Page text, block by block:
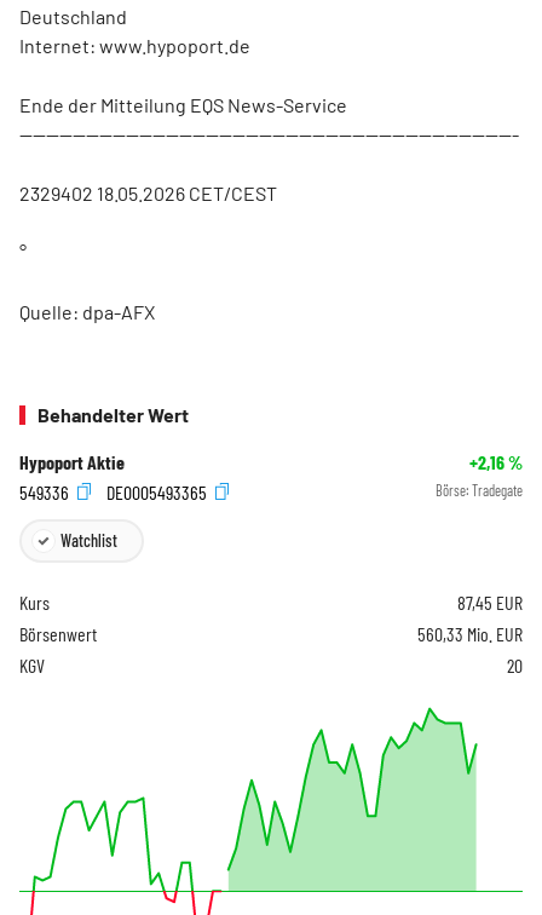
Deutschland
Internet: www.hypoport.de
Ende der Mitteilung EQS News-Service
---------------------------------------------------------------------------
2329402 18.05.2026 CET/CEST
°
Quelle: dpa-AFX
Behandelter Wert
Hypoport Aktie +2,16%
549336
DE0005493365 Börse: Tradegate
Watchlist
Kurs 87,45 EUR
Börsenwert
560,33 Mio. EUR
KGV
20